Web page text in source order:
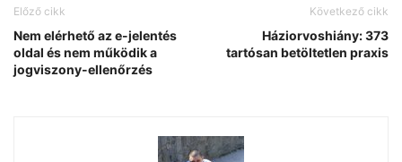
Előző cikk
Nem elérhető az e-jelentés
oldal és nem működik a
jogviszony-ellenőrzés
Következő cikk
Háziorvoshiány: 373
tartósan betöltetlen praxis